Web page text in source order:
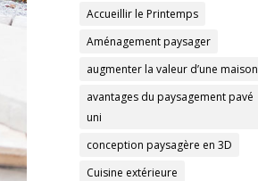
Accueillir le Printemps
Aménagement paysager
augmenter la valeur d’une maison
avantages du paysagement pavé
uni
conception paysagère en 3D
Cuisine extérieure